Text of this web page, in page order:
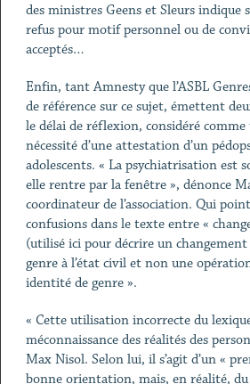
des ministres Geens et Sleurs indique
refus pour motif personnel ou de
acceptés…
Enfin, tant Amnesty que l’ASBL
de référence sur ce sujet, émettent
le délai de réflexion, considéré
nécessité d’une attestation d’un
adolescents. « La psychiatrisation est
elle rentre par la fenêtre », dénonce
coordinateur de l’association. Qui
confusions dans le texte entre «
(utilisé ici pour décrire un
genre à l’état civil et non une
identité de genre ».
« Cette utilisation incorrecte du
méconnaissance des réalités des
Max Nisol. Selon lui, il s’agit d’un «
bonne orientation, mais, en réalité,